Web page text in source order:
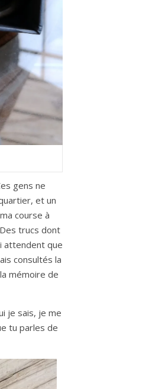
gens ne
et un
course à
trucs dont
attendent que
consultés la
mémoire de
je sais, je me
tu parles de